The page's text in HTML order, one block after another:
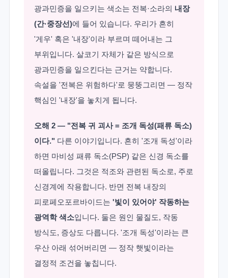
광과민증을 일으키는 색소는 전복·소라의 내장
(간·중장선)에 들어 있습니다. 우리가 흔히
'게우' 혹은 '내장'이라 부르며 떼어내는 그
부위입니다. 살코기 자체가 같은 방식으로
광과민증을 일으킨다는 근거는 약합니다.
속설을 '전복은 위험하다'로 뭉뚱그리면 — 정작
핵심인 '내장'을 놓치게 됩니다.
오해 2 — "전복 귀 괴사 = 조개 독성(패류 독소)
이다." 다른 이야기입니다. 흔히 '조개 독성'이라
하면 마비성 패류 독소(PSP) 같은 신경 독소를
떠올립니다. 그것은 적조와 관련된 독소로, 주로
신경계에 작용합니다. 반면 전복 내장의
피로페오포르바이드는 '빛이 있어야' 작동하는
광역학 색소입니다. 둘은 원인 물질도, 작동
방식도, 증상도 다릅니다. '조개 독성'이라는 큰
우산 아래 섞어버리면 — 정작 햇빛이라는
결정적 조건을 놓칩니다.